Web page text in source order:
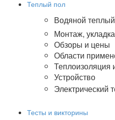
Теплый пол
Водяной
Монтаж,
Обзоры и цены
Области
Теплоизоляция
Устройство
Электрический
Тесты и викторины